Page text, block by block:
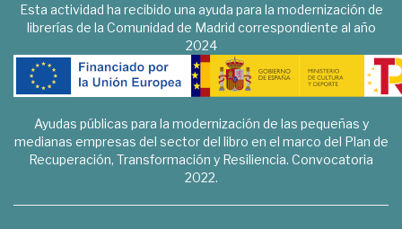
Esta actividad ha recibido una ayuda para la modernización de
librerías de la Comunidad de Madrid correspondiente al año
2024
Ayudas públicas para la modernización de las pequeñas y
medianas empresas del sector del libro en el marco del Plan de
Recuperación, Transformación y Resiliencia. Convocatoria
2022.